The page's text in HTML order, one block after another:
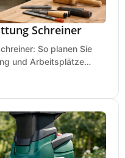
Schreiner
So planen Sie
und Arbeitsplätze